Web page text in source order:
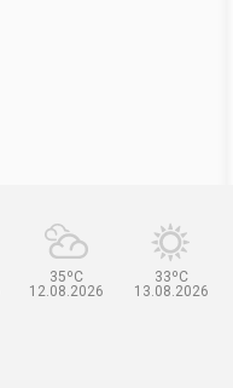
35ºC
12.08.2026
33ºC
13.08.2026